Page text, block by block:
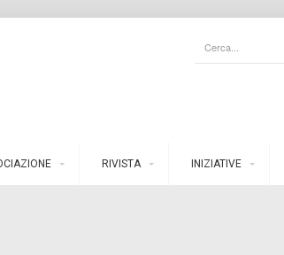
RIVISTA INIZIATIVE